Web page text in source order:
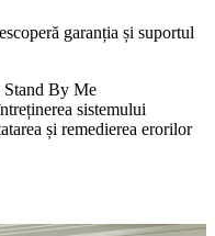
garanția și suportul
Stand By Me
sistemului
și remedierea erorilor